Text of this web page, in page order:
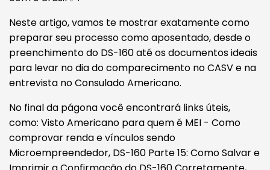
Neste artigo, vamos te mostrar exatamente como
preparar seu processo como aposentado, desde o
preenchimento do DS-160 até os documentos ideais
para levar no dia do comparecimento no CASV e na
entrevista no Consulado Americano.
No final da págona você encontrará links úteis,
como: Visto Americano para quem é MEI - Como
comprovar renda e vínculos sendo
Microempreendedor, DS-160 Parte 15: Como Salvar e